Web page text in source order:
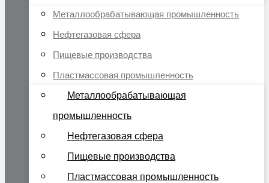
Металлообрабатывающая промышленность
Нефтегазовая сфера
Пищевые производства
Пластмассовая промышленность
Металлообрабатывающая
промышленность
Нефтегазовая сфера
Пищевые производства
Пластмассовая промышленность